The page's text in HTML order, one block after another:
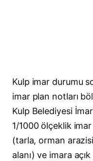
Kulp imar durumu
imar plan notları
Kulp Belediyesi
1/1000 ölçeklik imar
(tarla, orman
alanı) ve imara